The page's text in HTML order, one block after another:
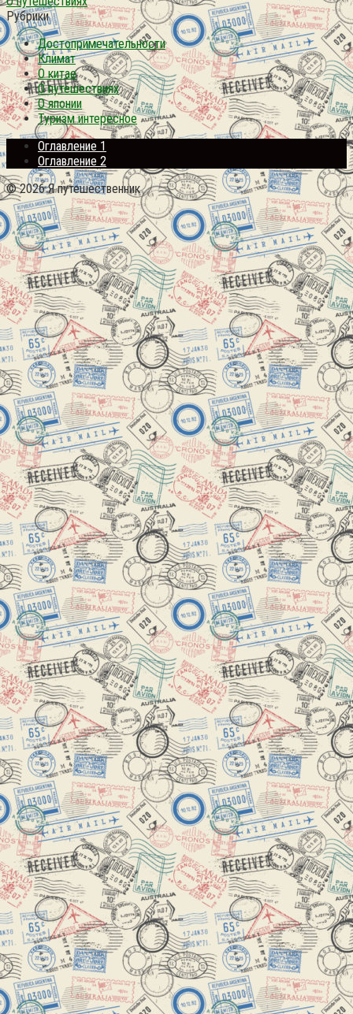
Рубрики
Достопримечательности
Климат
О китае
О путешествиях
О японии
Туризм интересное
Оглавление 1
Оглавление 2
© 2026 Я путешественник